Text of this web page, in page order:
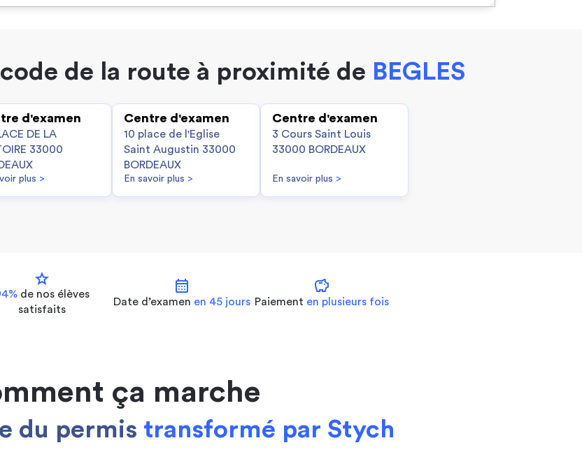
de la route à proximité de BEGLES
d'examen
DE LA
33000
plus >
Centre d'examen
10 place de l'Eglise
Saint Augustin 33000
BORDEAUX
En savoir plus >
Centre d'examen
3 Cours Saint Louis
33000 BORDEAUX
En savoir plus >
star
de nos élèves
satisfaits
calendar_month
Date d’examen en 45 jours
savings
Paiement en plusieurs fois
ça marche
du permis transformé par Stych